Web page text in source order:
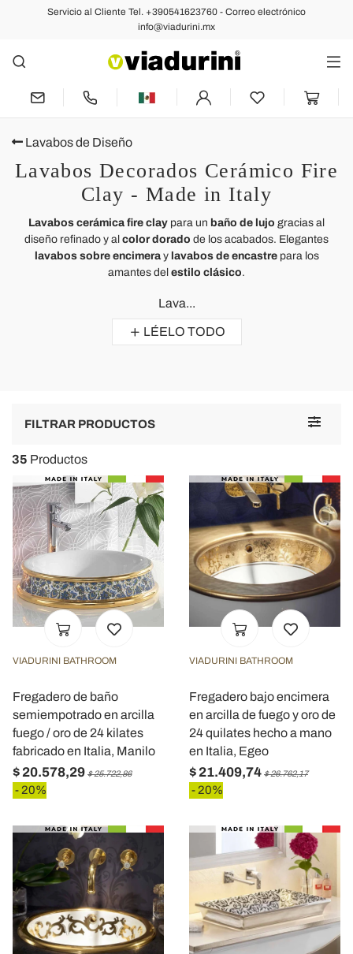
Servicio al Cliente Tel. +390541623760 - Correo electrónico
info@viadurini.mx
Lavabos de Diseño
Lavabos Decorados Cerámico Fire
Clay - Made in Italy
Lavabos cerámica fire clay para un baño de lujo gracias al
diseño refinado y al color dorado de los acabados. Elegantes
lavabos sobre encimeray lavabos de encastrepara los
amantes del estilo clásico.
Lava...
LÉELO TODO
Toggle
FILTRAR PRODUCTOS
35 Productos
VIADURINI BATHROOM
Fregadero de baño
semiempotrado en arcilla
fuego / oro de 24 kilates
fabricado en Italia, Manilo
$ 20.578,29 $ 25.722,86
- 20%
VIADURINI BATHROOM
Fregadero bajo encimera
en arcilla de fuego y oro de
24 quilates hecho a mano
en Italia, Egeo
$ 21.409,74 $ 26.762,17
- 20%